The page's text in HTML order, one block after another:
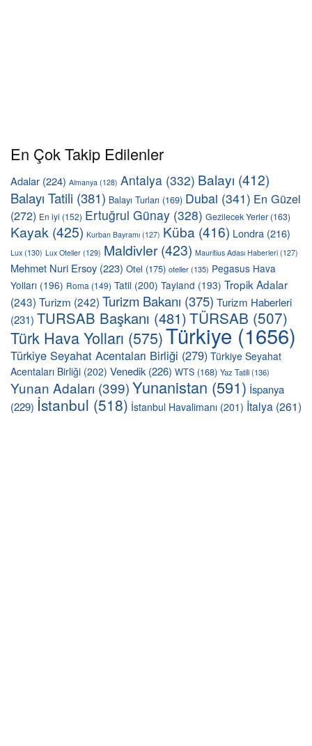
En Çok Takip Edilenler
Adalar (224) Almanya (128) Antalya (332) Balayı (412)
Balayı Tatili (381) Balayı Turları (169) Dubai (341) En Güzel
(272) En iyi (152) Ertuğrul Günay (328) Gezilecek Yerler (163)
Kayak (425) Kurban Bayramı (127) Küba (416) Londra (216)
Lux (130) Lux Oteller (129) Maldivler(423) Mauritius Adası Haberleri (127)
Mehmet Nuri Ersoy (223) Otel (175) oteller(135) Pegasus Hava
Yolları (196) Roma (149) Tatil (200) Tayland (193) Tropik Adalar
(243) Turizm (242) Turizm Bakanı (375) Turizm Haberleri
(231) TURSAB Başkanı (481)TÜRSAB (507)
Türk Hava Yolları (575)Türkiye (1656)
Türkiye Seyahat Acentaları Birliği (279) Türkiye Seyahat
Acentaları Birliği (202) Venedik(226) WTS (168) Yaz Tatili(136)
Yunan Adaları (399)Yunanistan (591) İspanya
(229) İstanbul (518) İstanbul Havalimanı (201) İtalya (261)